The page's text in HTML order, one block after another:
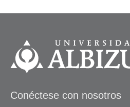
Conéctese con nosotros